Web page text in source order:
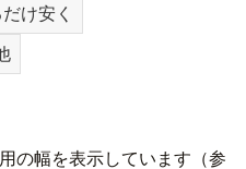
け安く
の幅を表示しています（参